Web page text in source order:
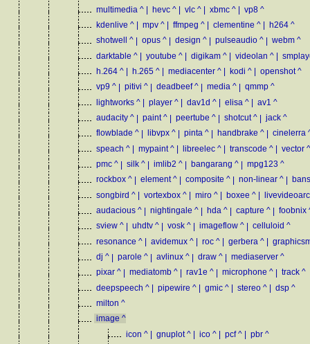
multimedia ^ | hevc ^ | vlc ^ | xbmc ^ | vp8 ^
kdenlive ^ mpv ^ ffmpeg ^ clementine ^ h264 ^
shotwell
^ | opus ^ | design ^ | pulseaudio ^ | webm ^
darktable ^ | youtube ^ | digikam ^ | videolan ^ |
h.264 ^ h.265 ^ mediacenter ^ kodi ^ openshot ^
vp9 ^ | pitivi ^ | deadbeef ^ | media ^ | qmmp ^
lightworks ^ | player ^ | dav1d ^ | elisa ^ | av1 ^
audacity ^ | paint ^ | peertube ^ | shotcut ^ | jack ^
flowblade ^ | libvpx ^ | pinta ^ | handbrake ^ | cinelerra
speach ^ | mypaint ^ | libreelec ^ | transcode ^ | vector ^
pmc ^ | silk ^ | imlib2 ^ | bangarang ^ | mpg123 ^
rockbox ^ | element ^ | composite ^ | non-linear ^ |
songbird ^ | vortexbox ^ | miro ^ | boxee ^ | livevideoarc
audacious ^ | nightingale ^ | hda ^ | capture ^ | foobnix
sview ^ | uhdtv ^ | vosk ^ | imageflow ^ | celluloid ^
resonance ^ | avidemux ^ | roc ^ | gerbera ^ |
dj ^ | parole ^ | avlinux ^ | draw ^ | mediaserver ^
pixar ^ | mediatomb ^ | rav1e ^ | microphone ^ | track ^
deepspeech ^ | pipewire ^ | gmic ^ | stereo ^ | dsp ^
milton ^
image ^
icon ^ | gnuplot ^ | ico ^ | pcf ^ | pbr ^